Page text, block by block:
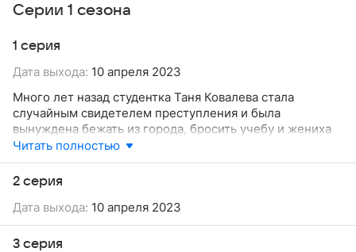
Серии 1 сезона
1 серия
Дата выхода: 10 апреля 2023
Много лет назад студентка Таня Ковалева стала
случайным свидетелем преступления и была
вынуждена бежать из города, бросить учебу и жениха
и прятаться в дальнем селе у тетки. Спустя годы Таня
по-прежнему живет в том же селе, работает портнихой
в местном Доме быта с подругой Любой и в одиночку
растит сына Сашу. Люба безответно влюблена
в хозяина дома быта Армена. У Тани новый сосед —
участковый Иван Потапов, которого перевели
из области.
Читать полностью
2 серия
Дата выхода: 10 апреля 2023
3 серия